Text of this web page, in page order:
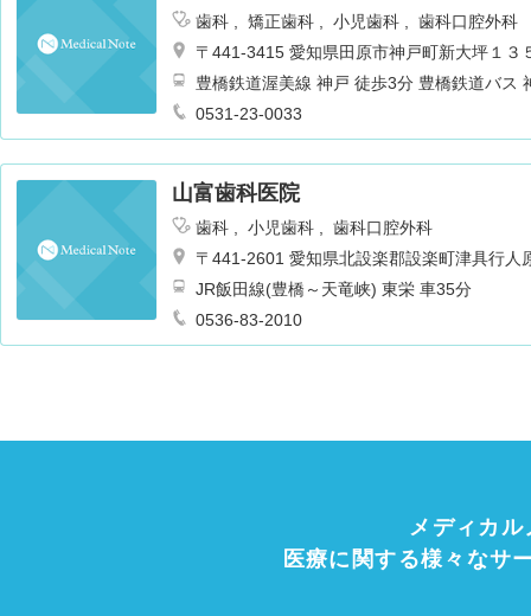
歯科 矯正歯科 小児歯科
歯科口腔外科
〒441-3415 愛知県田原市神戸町新大坪１３
豊橋鉄道渥美線 神戸 徒歩3分 豊橋鉄道バス
0531-23-0033
山富歯科医院
歯科 小児歯科
歯科口腔外科
〒441-2601 愛知県北設楽郡設楽町津具行人
JR飯田線(豊橋～天竜峡) 東栄 車35分
0536-83-2010
メディカ
医療に関する様々なサ